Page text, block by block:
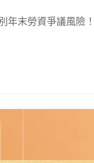
年末勞資爭議風險！